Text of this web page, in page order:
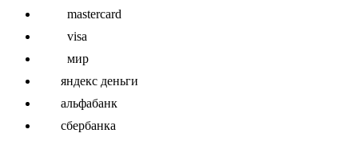
mastercard
visa
мир
яндекс деньги
альфабанк
сбербанка